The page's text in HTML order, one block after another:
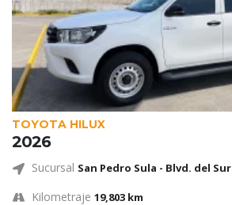
TOYOTA HILUX
2026
Sucursal San Pedro Sula - Blvd. del Sur
Kilometraje 19,803 km